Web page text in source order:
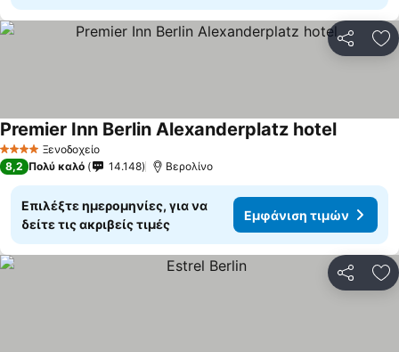
4 ΑστέριαΞενοδοχείο
Premier Inn Berlin Alexanderplatz hotel
8,2 Πολύ καλό 14.148 Βερολίνο
Επιλέξτε ημερομηνίες, για να
δείτε τις ακριβείς τιμές
Εμφάνιση τιμών